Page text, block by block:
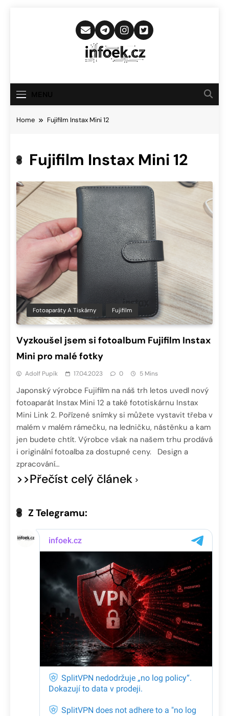
Infoek.cz
Novinkám
Home Fujifilm Instax Mini 12
Fujifilm Instax Mini 12
Fotoaparáty A Tiskárny Fujifilm
Vyzkoušel jsem si fotoalbum Fujifilm Instax
Mini pro malé fotky
Adolf Pupík 17.04.2023 0 5 Mins
Japonský výrobce Fujifilm na náš trh letos uvedl nový
fotoaparát Instax Mini 12 a také fototiskárnu Instax
Mini Link 2. Pořízené snímky si můžete vystavit třeba v
malém v malém rámečku, na ledničku, nástěnku a kam
jen budete chtít. Výrobce však na našem trhu prodává
i originální fotoalba za dostupné ceny. Design a
zpracování…
>>Přečíst celý článek
Z Telegramu: